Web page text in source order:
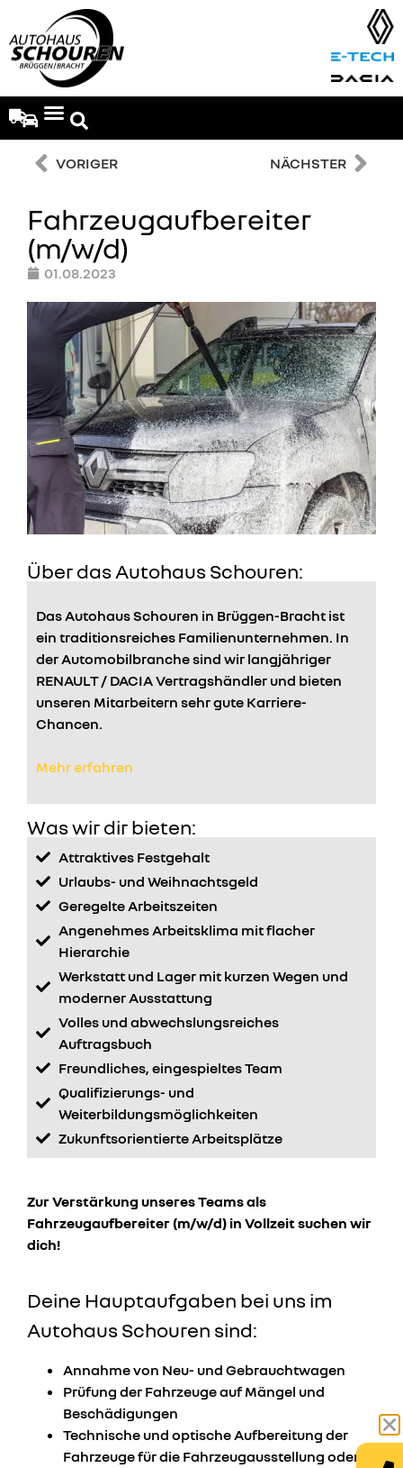
VORIGER NÄCHSTER
Fahrzeugaufbereiter
(m/w/d)
01.08.2023
Über das Autohaus Schouren:
Das Autohaus Schouren in Brüggen-Bracht ist
ein traditionsreiches Familienunternehmen. In
der Automobilbranche sind wir langjähriger
RENAULT / DACIA Vertragshändler und bieten
unseren Mitarbeitern sehr gute Karriere-
Chancen.
Mehr erfahren
Was wir dir bieten:
Attraktives Festgehalt
Urlaubs- und Weihnachtsgeld
Geregelte Arbeitszeiten
Angenehmes Arbeitsklima mit flacher
Hierarchie
Werkstatt und Lager mit kurzen Wegen und
moderner Ausstattung
Volles und abwechslungsreiches
Auftragsbuch
Freundliches, eingespieltes Team
Qualifizierungs- und
Weiterbildungsmöglichkeiten
Zukunftsorientierte Arbeitsplätze
Zur Verstärkung unseres Teams als
Fahrzeugaufbereiter (m/w/d) in Vollzeit suchen wir
dich!
Deine Hauptaufgaben bei uns im
Autohaus Schouren sind:
Annahme von Neu- und Gebrauchtwagen
Prüfung der Fahrzeuge auf Mängel und
Beschädigungen
Technische und optische Aufbereitung der
Fahrzeuge für die Fahrzeugausstellung oder